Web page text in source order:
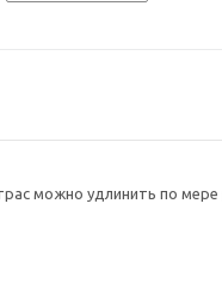
можно удлинить по